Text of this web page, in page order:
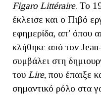
Figaro Littéraire. Το
έκλεισε και ο Πιβό
εφημερίδα, απ’ όπου
κλήθηκε από τον
συμβάλει στη
του Lire, που έπαιξε
σημαντικό ρόλο στα